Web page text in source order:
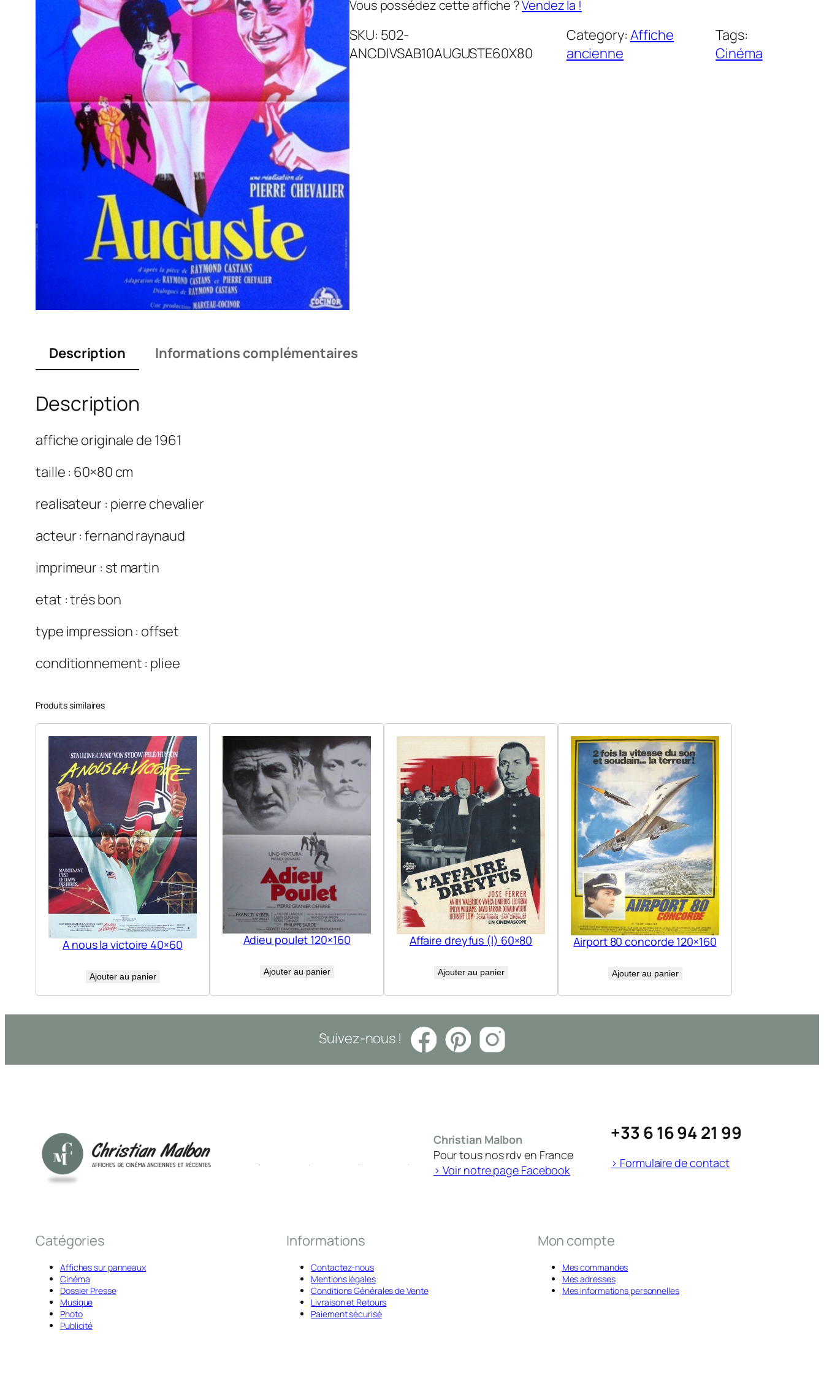
Vous possédez cette affiche ?Vendez la !
SKU: 502-
ANCDIVSAB10AUGUSTE60X80
Category: Affiche
ancienne
Tags:
Cinéma
Description Informations complémentaires
Description
affiche originale de 1961
taille : 60×80 cm
realisateur : pierre chevalier
acteur : fernand raynaud
imprimeur : st martin
etat : trés bon
type impression : offset
conditionnement : pliee
Produits similaires
A nous la victoire 40×60
Ajouter au panier
Adieu poulet 120×160
Ajouter au panier
Affaire dreyfus (l) 60×80
Ajouter au panier
Airport 80 concorde 120×160
Ajouter au panier
Suivez-nous !
Christian Malbon
Pour tous nos rdv en France
> Voir notre page Facebook
+33 6 16 94 21 99
> Formulaire de contact
Catégories
Affiches sur panneaux
Cinéma
Dossier Presse
Musique
Photo
Publicité
Informations
Contactez-nous
Mentions légales
Conditions Générales de Vente
Livraison et Retours
Paiement sécurisé
Mon compte
Mes commandes
Mes adresses
Mes informations personnelles